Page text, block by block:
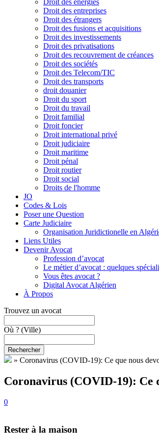
Droit des énergies
Droit des entreprises
Droit des étrangers
Droit des fusions et acquisitions
Droit des investissements
Droit des privatisations
Droit des recouvrement de créances
Droit des sociétés
Droit des Telecom/TIC
Droit des transports
droit douanier
Droit du sport
Droit du travail
Droit familial
Droit foncier
Droit international privé
Droit judiciaire
Droit maritime
Droit pénal
Droit routier
Droit social
Droits de l'homme
JO
Codes & Lois
Poser une Question
Carte Judiciaire
Organisation Juridictionelle en
Liens Utiles
Devenir Avocat
Profession d’avocat
Le métier d’avocat : quelques
Vous êtes avocat ?
Digital Avocat Algérien
À Propos
Trouvez un avocat
Où ? (Ville)
Rechercher
» Coronavirus (COVID-19): Ce que nous
Coronavirus (COVID-19): Ce
0
Rester à la maison